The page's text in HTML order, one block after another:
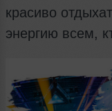
красиво
энергию всем,